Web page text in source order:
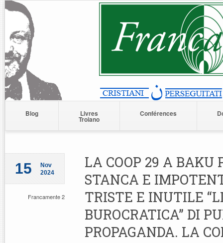
Blog Livres
Troiano
Conférences
15
Nov
2024
Francamente 2
LA COOP 29 A BAKU
STANCA E
TRISTE E INUTILE
BUROCRATICA” DI
PROPAGANDA. LA